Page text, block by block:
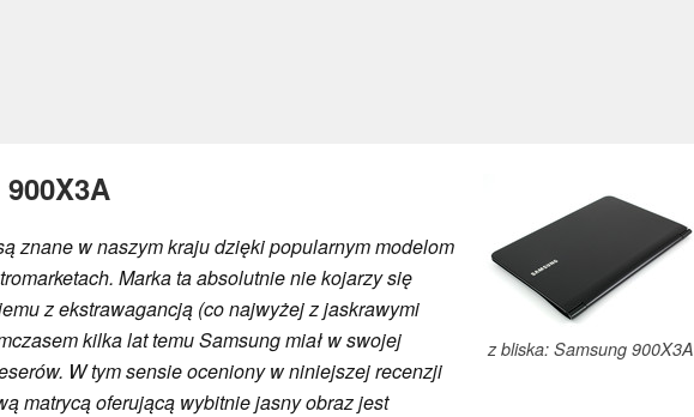
znane w naszym kraju dzięki popularnym modelom
Marka ta absolutnie nie kojarzy się
z ekstrawagancją (co najwyżej z jaskrawymi
kilka lat temu Samsung miał w swojej
W tym sensie oceniony w niniejszej recenzji
matrycą oferującą wybitnie jasny obraz jest
z bliska: Samsung 900X3A